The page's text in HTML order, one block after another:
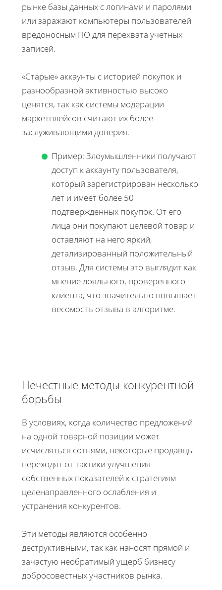
рынке базы данных с логинами и паролями
или заражают компьютеры пользователей
вредоносным ПО для перехвата учетных
записей.
«Старые» аккаунты с историей покупок и
разнообразной активностью высоко
ценятся, так как системы модерации
маркетплейсов считают их более
заслуживающими доверия.
Пример: Злоумышленники получают
доступ к аккаунту пользователя,
который зарегистрирован несколько
лет и имеет более 50
подтвержденных покупок. От его
лица они покупают целевой товар и
оставляют на него яркий,
детализированный положительный
отзыв. Для системы это выглядит как
мнение лояльного, проверенного
клиента, что значительно повышает
весомость отзыва в алгоритме.
Нечестные методы конкурентной
борьбы
В условиях, когда количество предложений
на одной товарной позиции может
исчисляться сотнями, некоторые продавцы
переходят от тактики улучшения
собственных показателей к стратегиям
целенаправленного ослабления и
устранения конкурентов.
Эти методы являются особенно
деструктивными, так как наносят прямой и
зачастую необратимый ущерб бизнесу
добросовестных участников рынка.